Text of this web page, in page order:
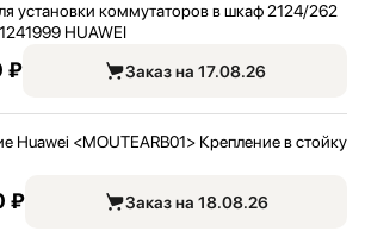
установки коммутаторов в шкаф 2124/262
HUAWEI
₽ Заказ на 17.08.26
Huawei <MOUTEARB01> Крепление в стойку
₽ Заказ на 18.08.26